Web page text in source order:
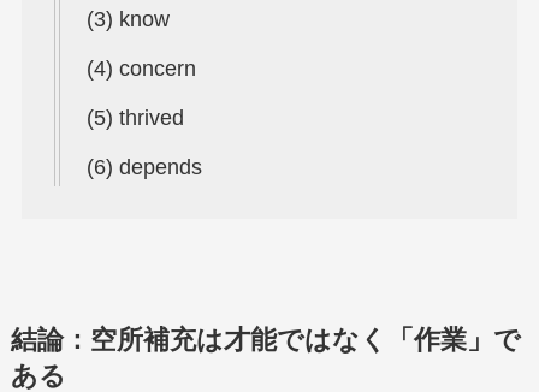
(3) know
(4) concern
(5) thrived
(6) depends
結論：空所補充は才能ではなく「作業」で
ある